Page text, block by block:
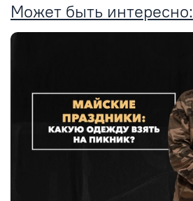
Может быть интересно: